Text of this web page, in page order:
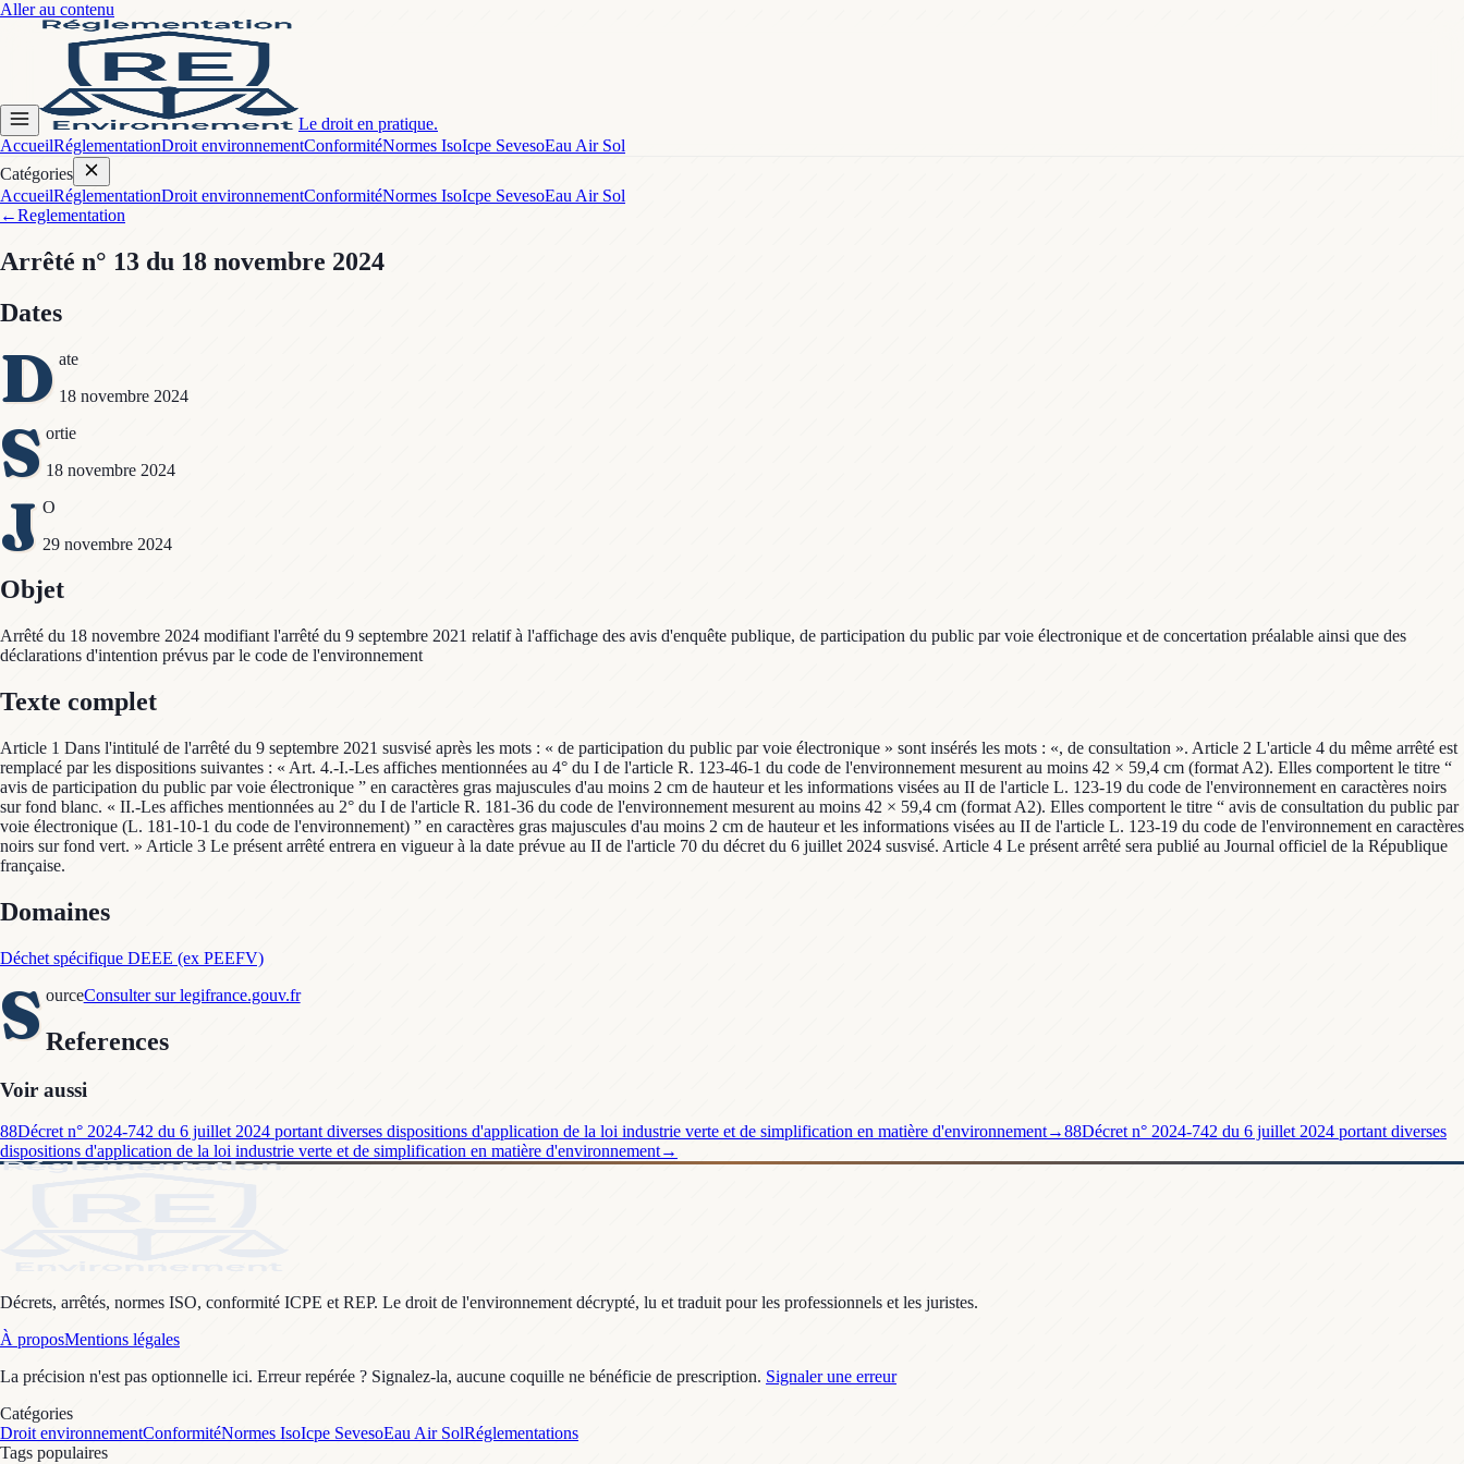
Aller au contenu
Le droit en pratique.
AccueilRéglementationDroit environnementConformitéNormes IsoIcpe SevesoEau Air Sol
Catégories
AccueilRéglementationDroit environnementConformitéNormes IsoIcpe SevesoEau Air Sol
←Reglementation
Arrêté n° 13 du 18 novembre 2024
Dates
D ate
18 novembre 2024
S ortie
18 novembre 2024
J O
29 novembre 2024
Objet
Arrêté du 18 novembre 2024 modifiant l'arrêté du 9 septembre 2021 relatif à l'affichage des avis d'enquête publique, de participation du public par voie électronique et de concertation préalable ainsi que des
déclarations d'intention prévus par le code de l'environnement
Texte complet
Article 1 Dans l'intitulé de l'arrêté du 9 septembre 2021 susvisé après les mots : « de participation du public par voie électronique » sont insérés les mots : «, de consultation ». Article 2 L'article 4 du même arrêté est
remplacé par les dispositions suivantes : « Art. 4.-I.-Les affiches mentionnées au 4° du I de l'article R. 123-46-1 du code de l'environnement mesurent au moins 42 × 59,4 cm (format A2). Elles comportent le titre “
avis de participation du public par voie électronique ” en caractères gras majuscules d'au moins 2 cm de hauteur et les informations visées au II de l'article L. 123-19 du code de l'environnement en caractères noirs
sur fond blanc. « II.-Les affiches mentionnées au 2° du I de l'article R. 181-36 du code de l'environnement mesurent au moins 42 × 59,4 cm (format A2). Elles comportent le titre “ avis de consultation du public par
voie électronique (L. 181-10-1 du code de l'environnement) ” en caractères gras majuscules d'au moins 2 cm de hauteur et les informations visées au II de l'article L. 123-19 du code de l'environnement en caractères
noirs sur fond vert. » Article 3 Le présent arrêté entrera en vigueur à la date prévue au II de l'article 70 du décret du 6 juillet 2024 susvisé. Article 4 Le présent arrêté sera publié au Journal officiel de la République
française.
Domaines
Déchet spécifique DEEE (ex PEEFV)
S ourceConsulter sur legifrance.gouv.fr
References
Voir aussi
88Décret n° 2024-742 du 6 juillet 2024 portant diverses dispositions d'application de la loi industrie verte et de simplification en matière d'environnement→88Décret n° 2024-742 du 6 juillet 2024 portant diverses
dispositions d'application de la loi industrie verte et de simplification en matière d'environnement→
Décrets, arrêtés, normes ISO, conformité ICPE et REP. Le droit de l'environnement décrypté, lu et traduit pour les professionnels et les juristes.
À proposMentions légales
La précision n'est pas optionnelle ici. Erreur repérée ? Signalez-la, aucune coquille ne bénéficie de prescription. Signaler une erreur
Catégories
Droit environnementConformitéNormes IsoIcpe SevesoEau Air SolRéglementations
Tags populaires